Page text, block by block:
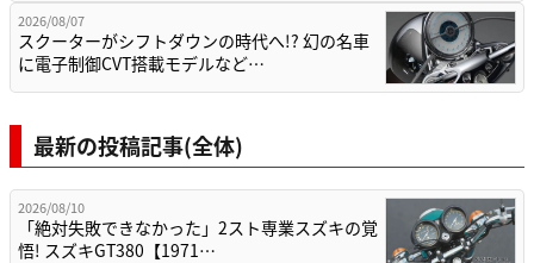
2026/08/07
スクーターがシフトダウンの時代へ!? 幻の名車
に電子制御CVT搭載モデルなど…
最新の投稿記事(全体)
2026/08/10
「絶対失敗できなかった」2スト専業スズキの覚
悟! スズキGT380【1971…